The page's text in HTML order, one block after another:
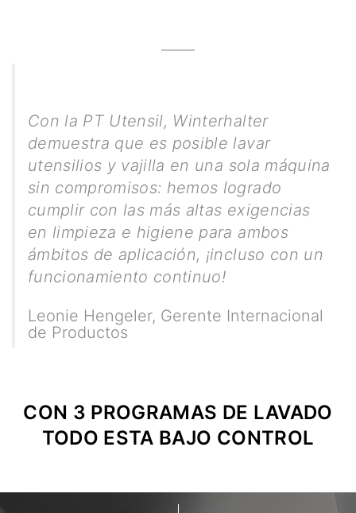
Con la PT Utensil, Winterhalter
demuestra que es posible lavar
utensilios y vajilla en una sola máquina
sin compromisos: hemos logrado
cumplir con las más altas exigencias
en limpieza e higiene para ambos
ámbitos de aplicación, ¡incluso con un
funcionamiento continuo!
Leonie Hengeler, Gerente Internacional
de Productos
CON 3 PROGRAMAS DE LAVADO
TODO ESTA BAJO CONTROL